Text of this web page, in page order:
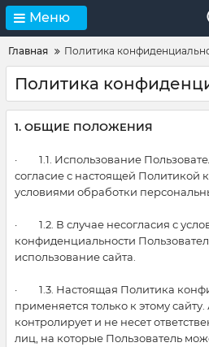
Меню
Главная Политика
Политика
1. ОБЩИЕ ПОЛОЖЕНИЯ
· 1.1. Использование
согласие с настоящей Политикой
условиями обработки
· 1.2. В случае несогласия с
конфиденциальности
использование сайта.
· 1.3. Настоящая Политика
применяется только к этому
контролирует и не несет
лиц, на которые Пользователь